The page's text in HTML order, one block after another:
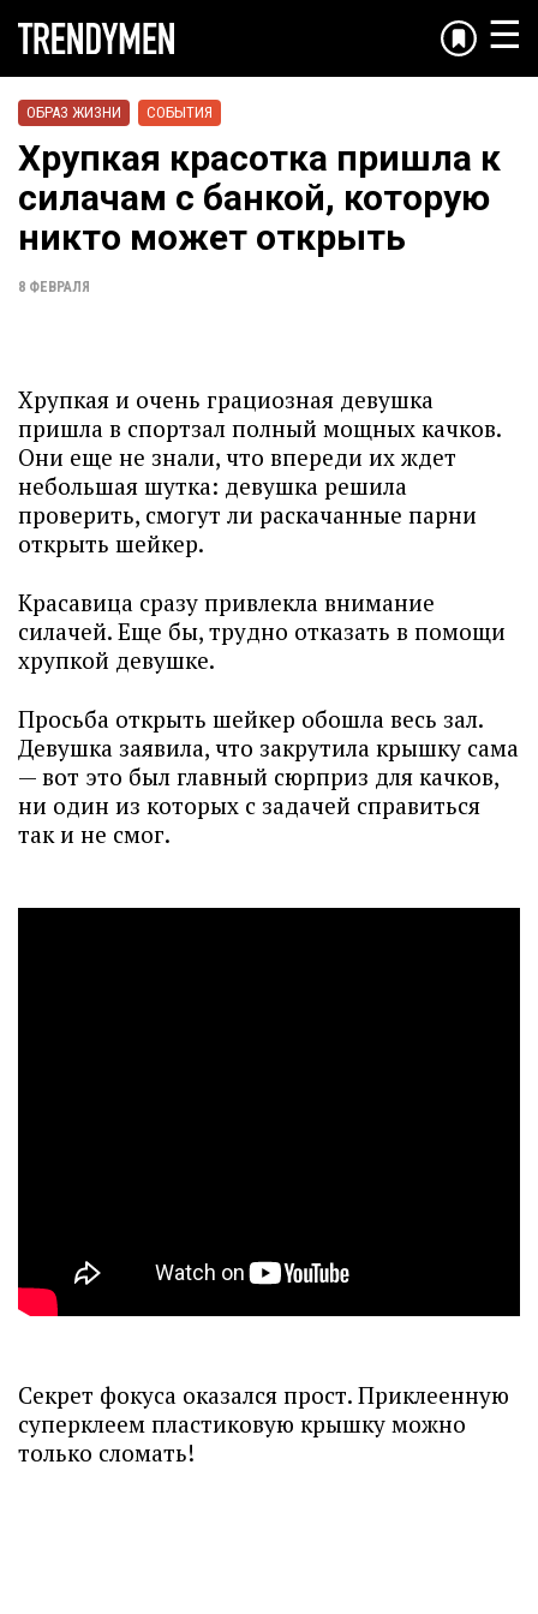
☰
ОБРАЗ ЖИЗНИ СОБЫТИЯ
Хрупкая красотка пришла к
силачам с банкой, которую
никто может открыть
8 ФЕВРАЛЯ
Хрупкая и очень грациозная девушка
пришла в спортзал полный мощных качков.
Они еще не знали, что впереди их ждет
небольшая шутка: девушка решила
проверить, смогут ли раскачанные парни
открыть шейкер.
Красавица сразу привлекла внимание
силачей. Еще бы, трудно отказать в помощи
хрупкой девушке.
Просьба открыть шейкер обошла весь зал.
Девушка заявила, что закрутила крышку сама
— вот это был главный сюрприз для качков,
ни один из которых с задачей справиться
так и не смог.
Секрет фокуса оказался прост. Приклеенную
суперклеем пластиковую крышку можно
только сломать!